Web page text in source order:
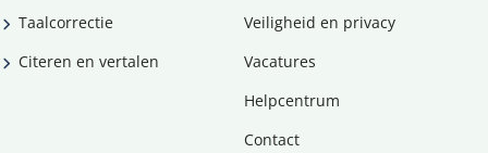
Taalcorrectie
Citeren en vertalen
Veiligheid en privacy
Vacatures
Helpcentrum
Contact